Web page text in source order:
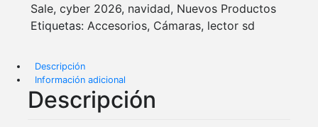
Sale, cyber 2026, navidad, Nuevos Productos
Etiquetas: Accesorios, Cámaras, lector sd
Descripción
Información adicional
Descripción